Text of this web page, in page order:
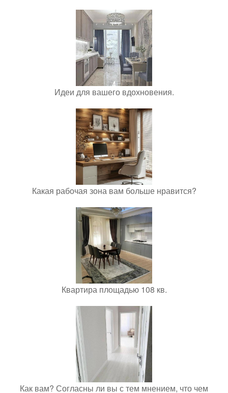
Идеи для вашего вдохновения.
Какая рабочая зона вам больше нравится?
Квартира площадью 108 кв.
Как вам? Согласны ли вы с тем мнением, что чем